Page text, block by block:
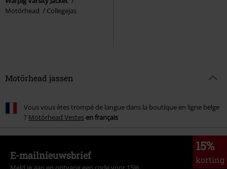
Motörhead
Collegejas
Motörhead jassen
Vous vous êtes trompé de langue dans la boutique en ligne belge
? Motörhead Vestes en français
15%
korting
E-mailnieuwsbrief